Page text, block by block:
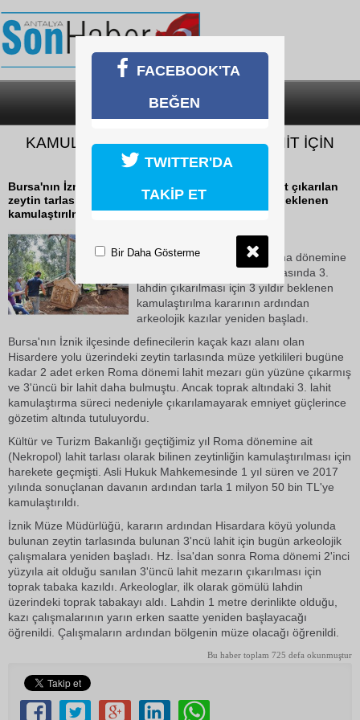
SON DAKİKA
KAMULAŞTIRILAN TARLADA 3. LAHİT İÇİN
KAZILAR YENİDEN BAŞLADI
Bursa'nın İznik ilçesinde Roma dönemine ait 2 lahit çıkarılan
zeytin tarlasında 3. lahdin çıkarılması için 3 yıldır beklenen
kamulaştırılma kararının...
18 Ekim 2018 Perşembe 21:43
Bursa'nın İznik ilçesinde Roma dönemine
ait 2 lahit çıkarılan zeytin tarlasında 3.
lahdin çıkarılması için 3 yıldır beklenen
kamulaştırılma kararının ardından
arkeolojik kazılar yeniden başladı.
Bursa'nın İznik ilçesinde definecilerin kaçak kazı alanı olan
Hisardere yolu üzerindeki zeytin tarlasında müze yetkilileri bugüne
kadar 2 adet erken Roma dönemi lahit mezarı gün yüzüne çıkarmış
ve 3'üncü bir lahit daha bulmuştu. Ancak toprak altındaki 3. lahit
kamulaştırma süreci nedeniyle çıkarılamayarak emniyet güçlerince
gözetim altında tutuluyordu.
Kültür ve Turizm Bakanlığı geçtiğimiz yıl Roma dönemine ait
(Nekropol) lahit tarlası olarak bilinen zeytinliğin kamulaştırılması için
harekete geçmişti. Asli Hukuk Mahkemesinde 1 yıl süren ve 2017
yılında sonuçlanan davanın ardından tarla 1 milyon 50 bin TL'ye
kamulaştırıldı.
İznik Müze Müdürlüğü, kararın ardından Hisardara köyü yolunda
bulunan zeytin tarlasında bulunan 3'ncü lahit için bugün arkeolojik
çalışmalara yeniden başladı. Hz. İsa'dan sonra Roma dönemi 2'inci
yüzyıla ait olduğu sanılan 3'üncü lahit mezarın çıkarılması için
toprak tabaka kazıldı. Arkeologlar, ilk olarak gömülü lahdin
üzerindeki toprak tabakayı aldı. Lahdin 1 metre derinlikte olduğu,
kazı çalışmalarının yarın erken saatte yeniden başlayacağı
öğrenildi. Çalışmaların ardından bölgenin müze olacağı öğrenildi.
Bu haber toplam 725 defa okunmuştur
FACEBOOK'TA
BEĞEN
TWITTER'DA
TAKİP ET
Bir Daha Gösterme